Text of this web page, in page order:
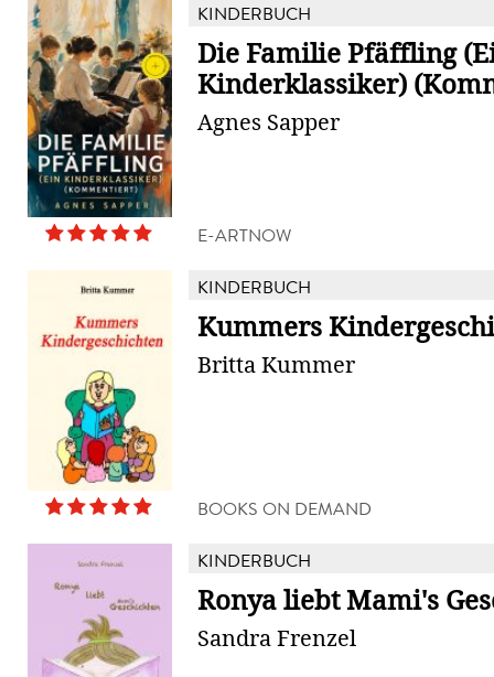
KINDERBUCH
Die Familie Pfäffling
Kinderklassiker)
Agnes Sapper
E-ARTNOW
KINDERBUCH
Kummers
Britta Kummer
BOOKS ON DEMAND
KINDERBUCH
Ronya liebt Mami's
Sandra Frenzel